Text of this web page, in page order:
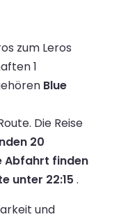
zum Leros
1
Blue
Die Reise
20
Abfahrt finden
unter 22:15 .
und